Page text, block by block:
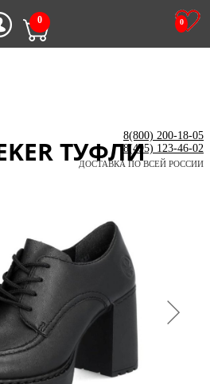
0
0
8(800) 200-18-05
8(495) 123-46-02
ДОСТАВКА ПО ВСЕЙ РОССИИ
ТУФЛИ